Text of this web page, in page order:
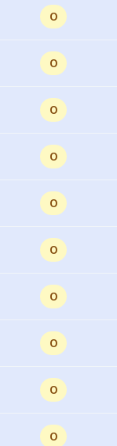
0
0
0
0
0
0
0
0
0
0